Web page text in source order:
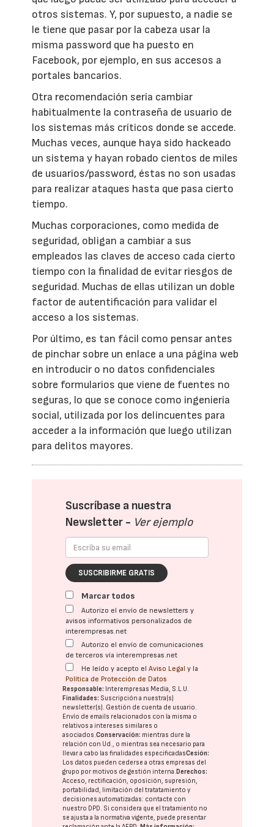
otros sistemas. Y, por supuesto, a nadie se
le tiene que pasar por la cabeza usar la
misma password que ha puesto en
Facebook, por ejemplo, en sus accesos a
portales bancarios.
Otra recomendación sería cambiar
habitualmente la contraseña de usuario de
los sistemas más críticos donde se accede.
Muchas veces, aunque haya sido hackeado
un sistema y hayan robado cientos de miles
de usuarios/password, éstas no son usadas
para realizar ataques hasta que pasa cierto
tiempo.
Muchas corporaciones, como medida de
seguridad, obligan a cambiar a sus
empleados las claves de acceso cada cierto
tiempo con la finalidad de evitar riesgos de
seguridad. Muchas de ellas utilizan un doble
factor de autentificación para validar el
acceso a los sistemas.
Por último, es tan fácil como pensar antes
de pinchar sobre un enlace a una página web
en introducir o no datos confidenciales
sobre formularios que viene de fuentes no
seguras, lo que se conoce como ingeniería
social, utilizada por los delincuentes para
acceder a la información que luego utilizan
para delitos mayores.
Suscríbase a nuestra
Newsletter - Ver ejemplo
SUSCRIBIRME GRATIS
Marcar todos
Autorizo el envío de newsletters y
avisos informativos personalizados de
interempresas.net
Autorizo el envío de comunicaciones
de terceros vía interempresas.net
He leído y acepto elAviso Legal y la
Política de Protección de Datos
Responsable: Interempresas Media, S.L.U.
Finalidades: Suscripción a nuestra(s)
newsletter(s). Gestión de cuenta de usuario.
Envío de emails relacionados con la misma o
relativos a intereses similares o
asociados.Conservación: mientras dure la
relación con Ud., o mientras sea necesario para
llevar a cabo las finalidades especificadasCesión:
Los datos pueden cederse a otras empresas del
grupo por motivos de gestión interna. Derechos:
Acceso, rectificación, oposición, supresión,
portabilidad, limitación del tratatamiento y
decisiones automatizadas: contacte con
nuestro DPD. Si considera que el tratamiento no
se ajusta a la normativa vigente, puede presentar